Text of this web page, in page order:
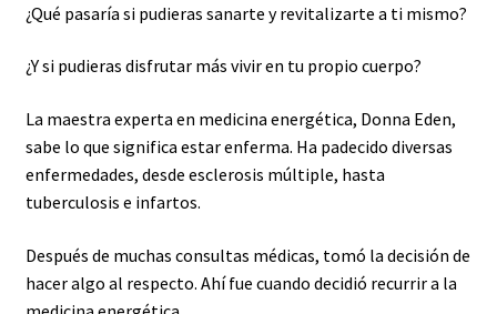
¿Qué pasaría si pudieras sanarte y revitalizarte a ti mismo?
¿Y si pudieras disfrutar más vivir en tu propio cuerpo?
La maestra experta en medicina energética, Donna Eden,
sabe lo que significa estar enferma. Ha padecido diversas
enfermedades, desde esclerosis múltiple, hasta
tuberculosis e infartos.
Después de muchas consultas médicas, tomó la decisión de
hacer algo al respecto. Ahí fue cuando decidió recurrir a la